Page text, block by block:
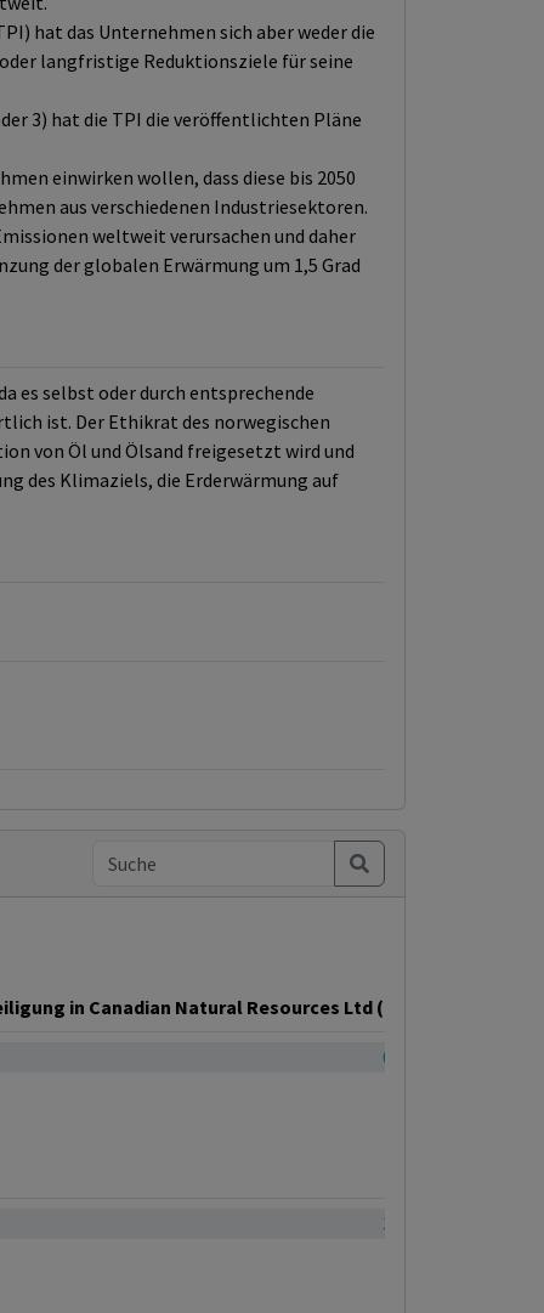
hat das Unternehmen sich aber weder die
langfristige Reduktionsziele für seine
3) hat die TPI die veröffentlichten Pläne
einwirken wollen, dass diese bis 2050
aus verschiedenen Industriesektoren.
weltweit verursachen und daher
der globalen Erwärmung um 1,5 Grad
es selbst oder durch entsprechende
ist. Der Ethikrat des norwegischen
von Öl und Ölsand freigesetzt wird und
des Klimaziels, die Erderwärmung auf
in Canadian Natural Resources Ltd (CNRL)
0.11%
3.21%